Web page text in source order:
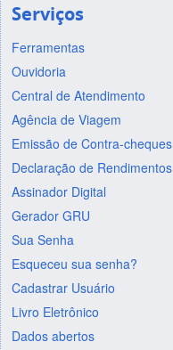
Serviços
Ferramentas
Ouvidoria
Central de Atendimento
Agência de Viagem
Emissão de Contra-cheques
Declaração de Rendimentos
Assinador Digital
Gerador GRU
Sua Senha
Esqueceu sua senha?
Cadastrar Usuário
Livro Eletrônico
Dados abertos